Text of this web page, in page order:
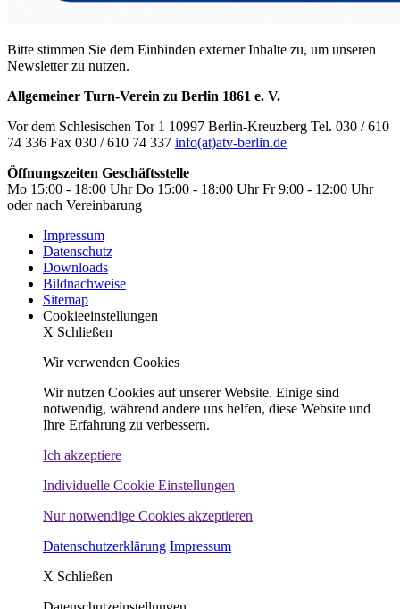
Bitte stimmen Sie dem Einbinden externer Inhalte zu, um unseren
Newsletter zu nutzen.
Allgemeiner Turn-Verein zu Berlin 1861 e. V.
Vor dem Schlesischen Tor 1 10997 Berlin-Kreuzberg Tel. 030 / 610
74 336 Fax 030 / 610 74 337 info(at)atv‑berlin.de
Öffnungszeiten Geschäftsstelle
Mo 15:00 - 18:00 Uhr Do 15:00 - 18:00 Uhr Fr 9:00 - 12:00 Uhr
oder nach Vereinbarung
Impressum
Datenschutz
Downloads
Bildnachweise
Sitemap
Cookieeinstellungen
X Schließen
Wir verwenden Cookies
Wir nutzen Cookies auf unserer Website. Einige sind
notwendig, während andere uns helfen, diese Website und
Ihre Erfahrung zu verbessern.
Ich akzeptiere
Individuelle Cookie Einstellungen
Nur notwendige Cookies akzeptieren
Datenschutzerklärung Impressum
X Schließen